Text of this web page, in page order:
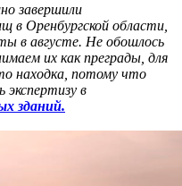
завершили
в Оренбургской области,
в августе. Не обошлось
их как преграды, для
находка, потому что
экспертизу в
зданий.